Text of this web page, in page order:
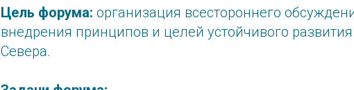
Цель форума: организация всестороннего
внедрения принципов и целей устойчивого
Севера.